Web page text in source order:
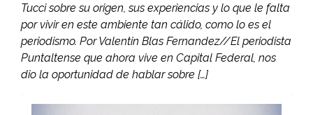
Tucci sobre su origen, sus experiencias y lo que le falta
por vivir en este ambiente tan cálido, como lo es el
periodismo. Por Valentin Blas Fernandez//El periodista
Puntaltense que ahora vive en Capital Federal, nos
dio la oportunidad de hablar sobre […]